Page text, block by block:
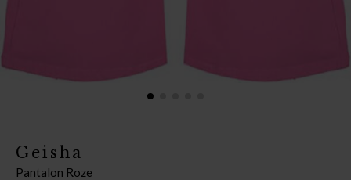
Geisha
Pantalon Roze